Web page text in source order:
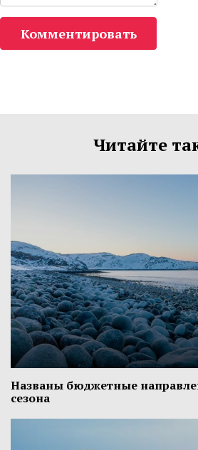
Комментировать
Читайте
Названы бюджетные
сезона